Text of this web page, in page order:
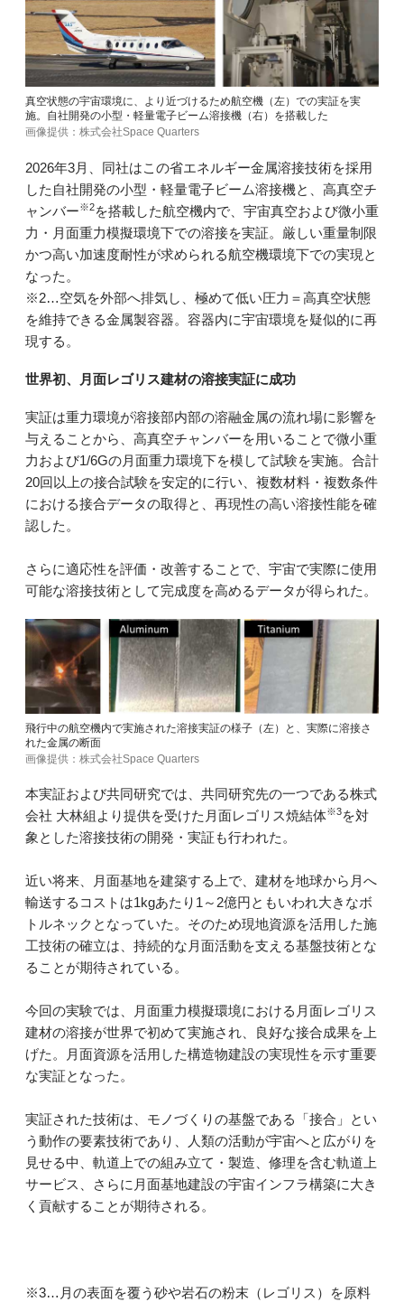
真空状態の宇宙環境に、より近づけるため航空機（左）での実証を実
施。自社開発の小型・軽量電子ビーム溶接機（右）を搭載した
画像提供：株式会社Space Quarters
2026年3月、同社はこの省エネルギー金属溶接技術を採用
した自社開発の小型・軽量電子ビーム溶接機と、高真空チ
ャンバー※2を搭載した航空機内で、宇宙真空および微小重
力・月面重力模擬環境下での溶接を実証。厳しい重量制限
かつ高い加速度耐性が求められる航空機環境下での実現と
なった。
※2…空気を外部へ排気し、極めて低い圧力＝高真空状態
を維持できる金属製容器。容器内に宇宙環境を疑似的に再
現する。
世界初、月面レゴリス建材の溶接実証に成功
実証は重力環境が溶接部内部の溶融金属の流れ場に影響を
与えることから、高真空チャンバーを用いることで微小重
力および1/6Gの月面重力環境下を模して試験を実施。合計
20回以上の接合試験を安定的に行い、複数材料・複数条件
における接合データの取得と、再現性の高い溶接性能を確
認した。
さらに適応性を評価・改善することで、宇宙で実際に使用
可能な溶接技術として完成度を高めるデータが得られた。
飛行中の航空機内で実施された溶接実証の様子（左）と、実際に溶接さ
れた金属の断面
画像提供：株式会社Space Quarters
本実証および共同研究では、共同研究先の一つである株式
会社 大林組より提供を受けた月面レゴリス焼結体※3を対
象とした溶接技術の開発・実証も行われた。
近い将来、月面基地を建築する上で、建材を地球から月へ
輸送するコストは1kgあたり1～2億円ともいわれ大きなボ
トルネックとなっていた。そのため現地資源を活用した施
工技術の確立は、持続的な月面活動を支える基盤技術とな
ることが期待されている。
今回の実験では、月面重力模擬環境における月面レゴリス
建材の溶接が世界で初めて実施され、良好な接合成果を上
げた。月面資源を活用した構造物建設の実現性を示す重要
な実証となった。
実証された技術は、モノづくりの基盤である「接合」とい
う動作の要素技術であり、人類の活動が宇宙へと広がりを
見せる中、軌道上での組み立て・製造、修理を含む軌道上
サービス、さらに月面基地建設の宇宙インフラ構築に大き
く貢献することが期待される。
※3…月の表面を覆う砂や岩石の粉末（レゴリス）を原料